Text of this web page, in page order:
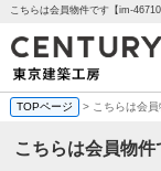
こちらは会員物件です【im-
TOPページ > こちらは会員
こちらは会員物件